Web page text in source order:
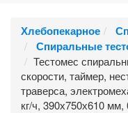
Хлебопекарное
Спиральные
Тестомес
скорости, таймер,
траверса,
кг/ч, 390х750х610